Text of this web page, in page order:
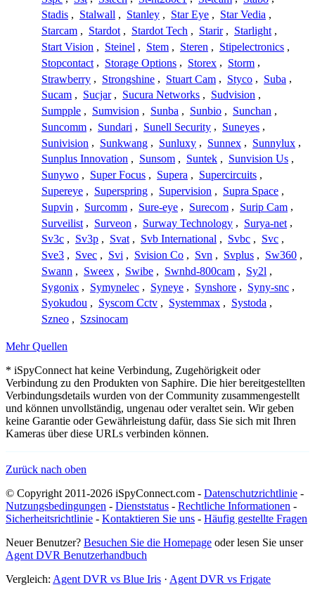
Stadis , Stalwall , Stanley , Star Eye , Star Vedia ,
Starcam , Stardot , Stardot Tech , Starir , Starlight ,
Start Vision , Steinel , Stem , Steren , Stipelectronics ,
Stopcontact , Storage Options , Storex , Storm ,
Strawberry , Strongshine , Stuart Cam , Styco , Suba ,
Sucam , Sucjar , Sucura Networks , Sudvision ,
Sumpple , Sumvision , Sunba , Sunbio , Sunchan ,
Suncomm , Sundari , Sunell Security , Suneyes ,
Sunivision , Sunkwang , Sunluxy , Sunnex , Sunnylux ,
Sunplus Innovation , Sunsom , Suntek , Sunvision Us ,
Sunywo , Super Focus , Supera , Supercircuits ,
Supereye , Superspring , Supervision , Supra Space ,
Supvin , Surcomm , Sure-eye , Surecom , Surip Cam ,
Surveilist , Surveon , Surway Technology , Surya-net ,
Sv3c , Sv3p , Svat , Svb International , Svbc , Svc ,
Sve3 , Svec , Svi , Svision Co , Svn , Svplus , Sw360 ,
Swann , Sweex , Swibe , Swnhd-800cam , Sy2l ,
Sygonix , Symynelec , Syneye , Synshore , Syny-snc ,
Syokudou , Syscom Cctv , Systemmax , Systoda ,
Szneo , Szsinocam
Mehr Quellen
* iSpyConnect hat keine Verbindung, Zugehörigkeit oder
Verbindung zu den Produkten von Saphire. Die hier bereitgestellten
Verbindungsdetails wurden von der Community zusammengestellt
und können unvollständig, ungenau oder veraltet sein. Wir geben
keine Garantie oder Gewährleistung dafür, dass Sie sich mit Ihren
Kameras über diese URLs verbinden können.
Zurück nach oben
© Copyright 2011-2026 iSpyConnect.com - Datenschutzrichtlinie -
Nutzungsbedingungen - Dienststatus - Rechtliche Informationen -
Sicherheitsrichtlinie - Kontaktieren Sie uns - Häufig gestellte Fragen
Neuer Benutzer? Besuchen Sie die Homepage oder lesen Sie unser
Agent DVR Benutzerhandbuch
Vergleich: Agent DVR vs Blue Iris · Agent DVR vs Frigate